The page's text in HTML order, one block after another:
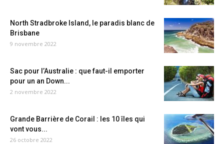
North Stradbroke Island, le paradis blanc de
Brisbane
9 novembre 2022
Sac pour l’Australie : que faut-il emporter
pour un an Down...
2 novembre 2022
Grande Barrière de Corail : les 10 îles qui
vont vous...
26 octobre 2022